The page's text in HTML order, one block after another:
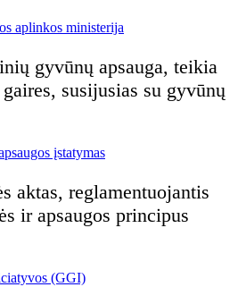
aplinkos ministerija
gyvūnų apsauga, teikia
susijusias su gyvūnų
įstatymas
aktas, reglamentuojantis
ir apsaugos principus
(GGI)